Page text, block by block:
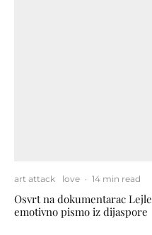
art attack love · 14 min read
Osvrt na dokumentarac
emotivno pismo iz dijaspore